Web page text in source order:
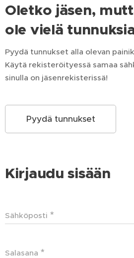
Oletko jäsen,
ole vielä
Pyydä tunnukset alla olevan
Käytä rekisteröityessä samaa
sinulla on jäsenrekisterissä!
Pyydä tunnukset
Kirjaudu sisään
Sähköposti
Salasana